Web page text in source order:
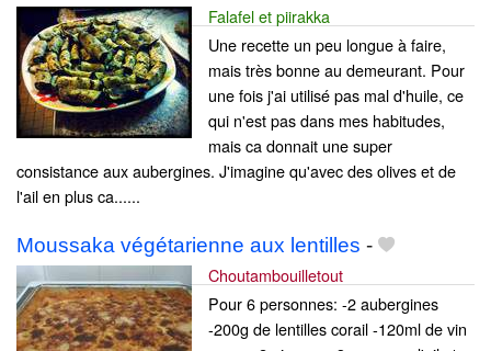
Falafel et piirakka
Une recette un peu longue à faire,
mais très bonne au demeurant. Pour
une fois j'ai utilisé pas mal d'huile, ce
qui n'est pas dans mes habitudes,
mais ca donnait une super
consistance aux aubergines. J'imagine qu'avec des olives et de
l'ail en plus ca......
Moussaka végétarienne aux lentilles -
Choutambouilletout
Pour 6 personnes: -2 aubergines
-200g de lentilles corail -120ml de vin